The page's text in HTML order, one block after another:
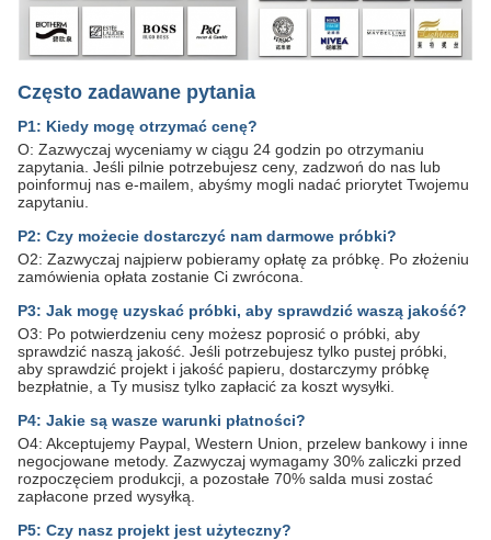
Często zadawane pytania
P1: Kiedy mogę otrzymać cenę?
O: Zazwyczaj wyceniamy w ciągu 24 godzin po otrzymaniu
zapytania. Jeśli pilnie potrzebujesz ceny, zadzwoń do nas lub
poinformuj nas e-mailem, abyśmy mogli nadać priorytet Twojemu
zapytaniu.
P2: Czy możecie dostarczyć nam darmowe próbki?
O2: Zazwyczaj najpierw pobieramy opłatę za próbkę. Po złożeniu
zamówienia opłata zostanie Ci zwrócona.
P3: Jak mogę uzyskać próbki, aby sprawdzić waszą jakość?
O3: Po potwierdzeniu ceny możesz poprosić o próbki, aby
sprawdzić naszą jakość. Jeśli potrzebujesz tylko pustej próbki,
aby sprawdzić projekt i jakość papieru, dostarczymy próbkę
bezpłatnie, a Ty musisz tylko zapłacić za koszt wysyłki.
P4: Jakie są wasze warunki płatności?
O4: Akceptujemy Paypal, Western Union, przelew bankowy i inne
negocjowane metody. Zazwyczaj wymagamy 30% zaliczki przed
rozpoczęciem produkcji, a pozostałe 70% salda musi zostać
zapłacone przed wysyłką.
P5: Czy nasz projekt jest użyteczny?